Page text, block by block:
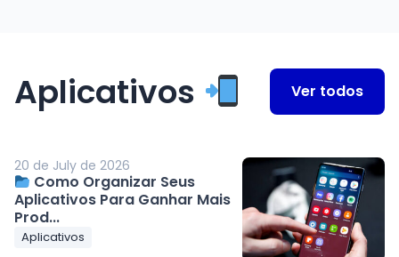
Aplicativos Ver todos
20 de July de 2026
Como Organizar Seus
Aplicativos Para Ganhar Mais
Prod...
Aplicativos